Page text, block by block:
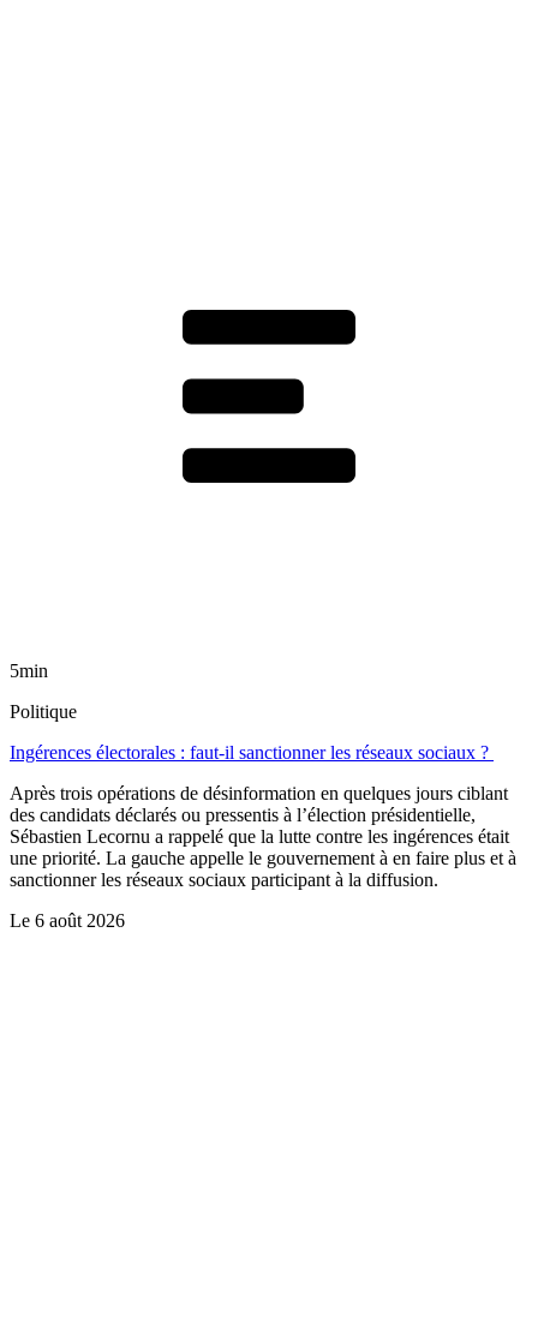
5min
Politique
Ingérences électorales : faut-il sanctionner les réseaux sociaux ?
Après trois opérations de désinformation en quelques jours ciblant
des candidats déclarés ou pressentis à l’élection présidentielle,
Sébastien Lecornu a rappelé que la lutte contre les ingérences était
une priorité. La gauche appelle le gouvernement à en faire plus et à
sanctionner les réseaux sociaux participant à la diffusion.
Le 6 août 2026